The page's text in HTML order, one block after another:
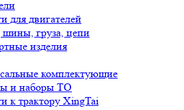
для двигателей
шины, груза, цепи
изделия
комплектующие
и наборы ТО
к трактору XingTai